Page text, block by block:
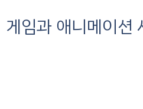
게임과 애니메이션